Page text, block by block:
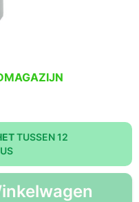
TUSSEN 12